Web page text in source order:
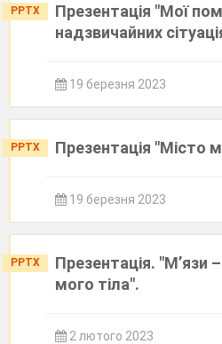
PPTX
Презентація "Мої
надзвичайних
19 березня 2023
PPTX Презентація "Місто
19 березня 2023
PPTX
Презентація. "М’язи
мого тіла".
2 лютого 2023